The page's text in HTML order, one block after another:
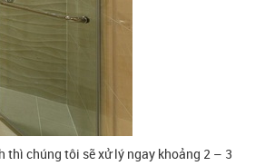
thì chúng tôi sẽ xử lý ngay khoảng 2 – 3